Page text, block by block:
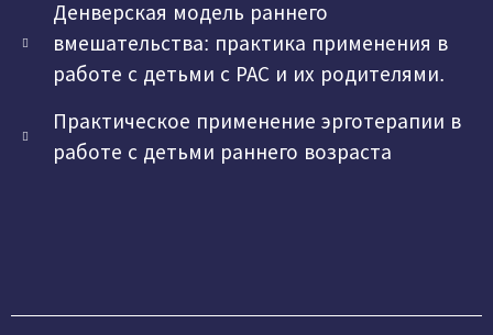
Денверская модель раннего
вмешательства: практика применения в
работе с детьми с РАС и их родителями.
Практическое применение эрготерапии в
работе с детьми раннего возраста